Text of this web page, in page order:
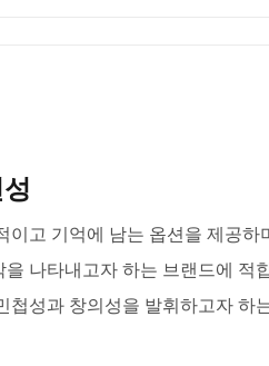
이고 기억에 남는 옵션을 제공하
나타내고자 하는 브랜드에 적
첩성과 창의성을 발휘하고자 하